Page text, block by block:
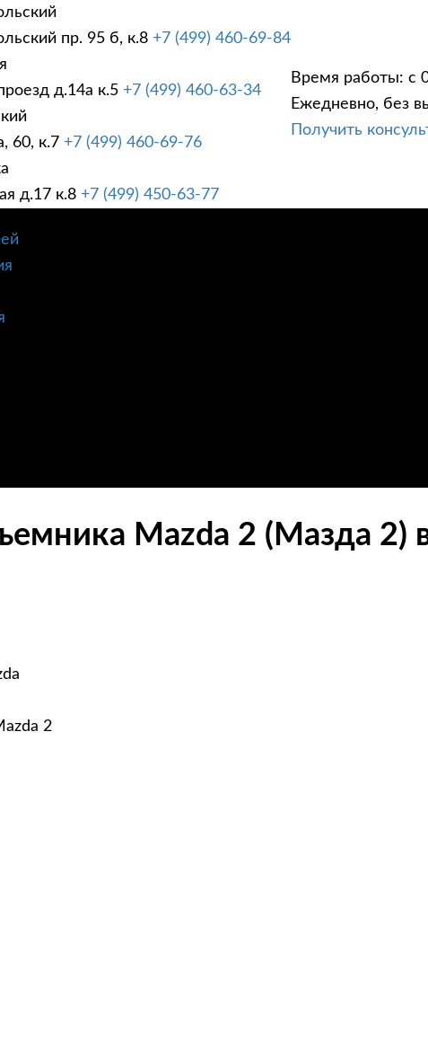
пр. 95 б, к.8 +7 (499) 460-69-84
д.14а к.5 +7 (499) 460-63-34
60, к.7 +7 (499) 460-69-76
д.17 к.8 +7 (499) 450-63-77
Время работы: с
Ежедневно, без
Получить
Mazda 2 (Мазда 2)
2